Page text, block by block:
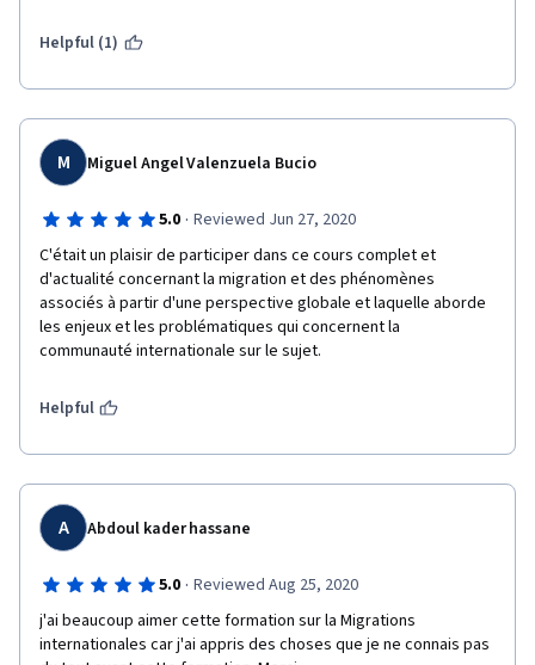
Helpful (1)
M Miguel Angel Valenzuela Bucio
5.0 · Reviewed Jun 27, 2020
C'était un plaisir de participer dans ce cours complet et
d'actualité concernant la migration et des phénomènes
associés à partir d'une perspective globale et laquelle aborde
les enjeux et les problématiques qui concernent la
communauté internationale sur le sujet.
Helpful
A Abdoul kader hassane
5.0 · Reviewed Aug 25, 2020
j'ai beaucoup aimer cette formation sur la Migrations
internationales car j'ai appris des choses que je ne connais pas